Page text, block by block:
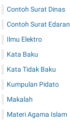
Contoh Surat Dinas
Contoh Surat Edaran
Ilmu Elektro
Kata Baku
Kata Tidak Baku
Kumpulan Pidato
Makalah
Materi Agama Islam